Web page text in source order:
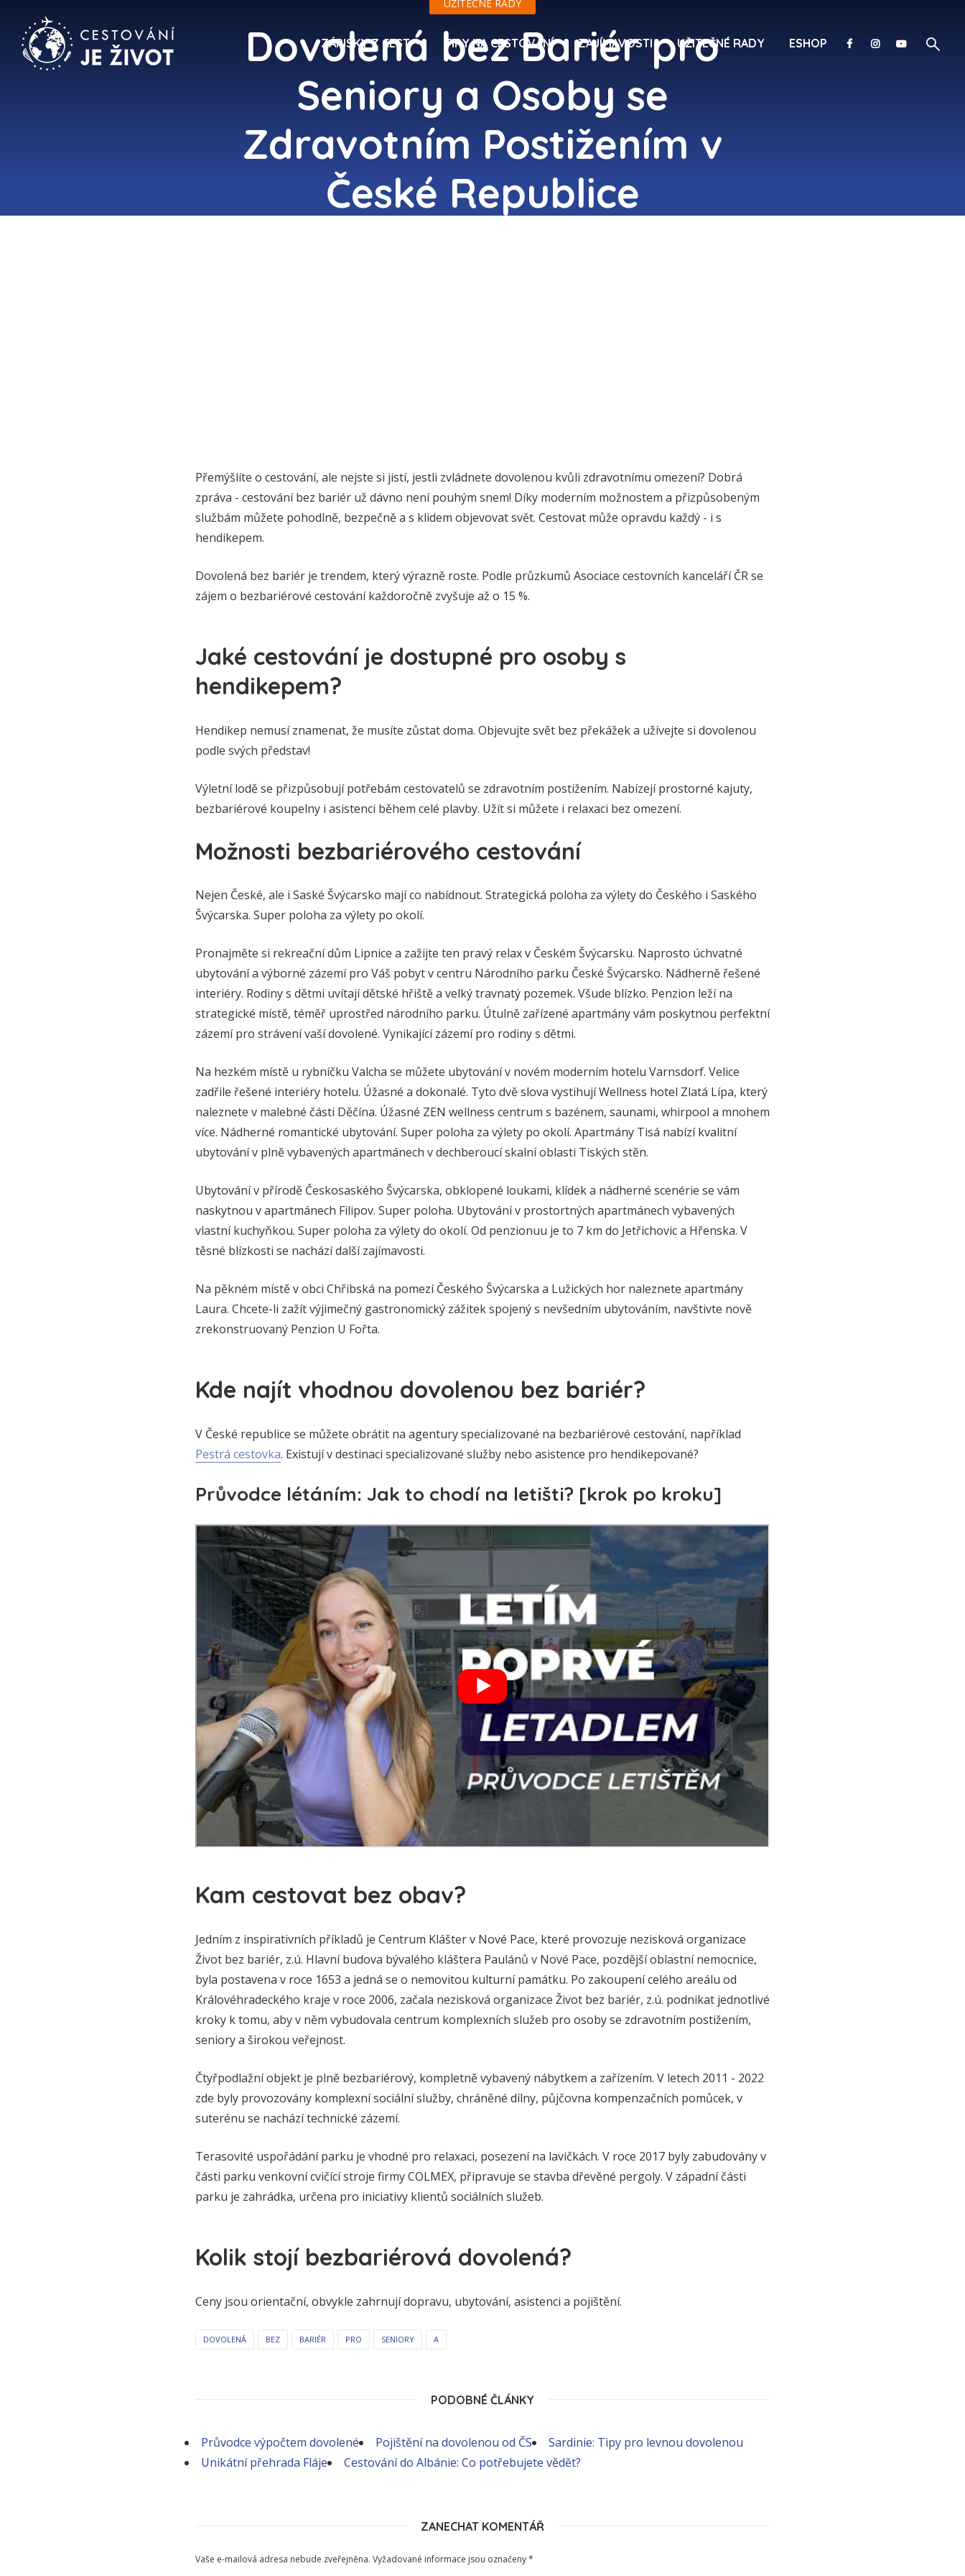
ZÁPISKY Z CEST TIPY NA CESTOVÁNÍ ZAJÍMAVOSTI UŽITEČNÉ RADY ESHOP
UŽITEČNÉ RADY
Dovolená bez Bariér pro
Seniory a Osoby se
Zdravotním Postižením v
České Republice
Přemýšlíte o cestování, ale nejste si jistí, jestli zvládnete dovolenou kvůli zdravotnímu omezení? Dobrá
zpráva - cestování bez bariér už dávno není pouhým snem! Díky moderním možnostem a přizpůsobeným
službám můžete pohodlně, bezpečně a s klidem objevovat svět. Cestovat může opravdu každý - i s
hendikepem.
Dovolená bez bariér je trendem, který výrazně roste. Podle průzkumů Asociace cestovních kanceláří ČR se
zájem o bezbariérové cestování každoročně zvyšuje až o 15 %.
Jaké cestování je dostupné pro osoby s
hendikepem?
Hendikep nemusí znamenat, že musíte zůstat doma. Objevujte svět bez překážek a užívejte si dovolenou
podle svých představ!
Výletní lodě se přizpůsobují potřebám cestovatelů se zdravotním postižením. Nabízejí prostorné kajuty,
bezbariérové koupelny i asistenci během celé plavby. Užít si můžete i relaxaci bez omezení.
Možnosti bezbariérového cestování
Nejen České, ale i Saské Švýcarsko mají co nabídnout. Strategická poloha za výlety do Českého i Saského
Švýcarska. Super poloha za výlety po okolí.
Pronajměte si rekreační dům Lipnice a zažijte ten pravý relax v Českém Švýcarsku. Naprosto úchvatné
ubytování a výborné zázemí pro Váš pobyt v centru Národního parku České Švýcarsko. Nádherně řešené
interiéry. Rodiny s dětmi uvítají dětské hřiště a velký travnatý pozemek. Všude blízko. Penzion leží na
strategické místě, téměř uprostřed národního parku. Útulně zařízené apartmány vám poskytnou perfektní
zázemí pro strávení vaší dovolené. Vynikající zázemí pro rodiny s dětmi.
Na hezkém místě u rybníčku Valcha se můžete ubytování v novém moderním hotelu Varnsdorf. Velice
zadřile řešené interiéry hotelu. Úžasné a dokonalé. Tyto dvě slova vystihují Wellness hotel Zlatá Lípa, který
naleznete v malebné části Děčína. Úžasné ZEN wellness centrum s bazénem, saunami, whirpool a mnohem
více. Nádherné romantické ubytování. Super poloha za výlety po okolí. Apartmány Tisá nabízí kvalitní
ubytování v plně vybavených apartmánech v dechberoucí skalní oblasti Tiských stěn.
Ubytování v přírodě Českosaského Švýcarska, obklopené loukami, klídek a nádherné scenérie se vám
naskytnou v apartmánech Filipov. Super poloha. Ubytování v prostortných apartmánech vybavených
vlastní kuchyňkou. Super poloha za výlety do okolí. Od penzionuu je to 7 km do Jetřichovic a Hřenska. V
těsné blízkosti se nachází další zajímavosti.
Na pěkném místě v obci Chřibská na pomezí Českého Švýcarska a Lužických hor naleznete apartmány
Laura. Chcete-li zažít výjimečný gastronomický zážitek spojený s nevšedním ubytováním, navštivte nově
zrekonstruovaný Penzion U Fořta.
Kde najít vhodnou dovolenou bez bariér?
V České republice se můžete obrátit na agentury specializované na bezbariérové cestování, například
Pestrá cestovka. Existují v destinaci specializované služby nebo asistence pro hendikepované?
Průvodce létáním: Jak to chodí na letišti? [krok po kroku]
Kam cestovat bez obav?
Jedním z inspirativních příkladů je Centrum Klášter v Nové Pace, které provozuje nezisková organizace
Život bez bariér, z.ú. Hlavní budova bývalého kláštera Paulánů v Nové Pace, pozdější oblastní nemocnice,
byla postavena v roce 1653 a jedná se o nemovitou kulturní památku. Po zakoupení celého areálu od
Královéhradeckého kraje v roce 2006, začala nezisková organizace Život bez bariér, z.ú. podnikat jednotlivé
kroky k tomu, aby v něm vybudovala centrum komplexních služeb pro osoby se zdravotním postižením,
seniory a širokou veřejnost.
Čtyřpodlažní objekt je plně bezbariérový, kompletně vybavený nábytkem a zařízením. V letech 2011 - 2022
zde byly provozovány komplexní sociální služby, chráněné dílny, půjčovna kompenzačních pomůcek, v
suterénu se nachází technické zázemí.
Terasovité uspořádání parku je vhodné pro relaxaci, posezení na lavičkách. V roce 2017 byly zabudovány v
části parku venkovní cvičící stroje firmy COLMEX, připravuje se stavba dřevěné pergoly. V západní části
parku je zahrádka, určena pro iniciativy klientů sociálních služeb.
Kolik stojí bezbariérová dovolená?
Ceny jsou orientační, obvykle zahrnují dopravu, ubytování, asistenci a pojištění.
DOVOLENÁ BEZ BARIÉR PRO SENIORY A
PODOBNÉ ČLÁNKY
Průvodce výpočtem dovolené Pojištění na dovolenou od ČS
Sardinie: Tipy pro levnou dovolenou
Unikátní přehrada Fláje
Cestování do Albánie: Co potřebujete vědět?
ZANECHAT KOMENTÁŘ
Vaše e-mailová adresa nebude zveřejněna. Vyžadované informace jsou označeny*